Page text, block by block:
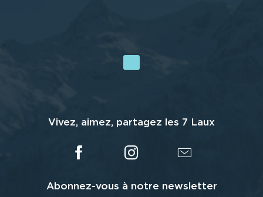
Vivez, aimez, partagez les 7 Laux
Abonnez-vous à notre newsletter